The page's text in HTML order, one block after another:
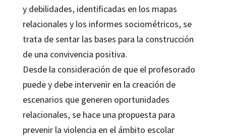
y debilidades, identificadas en los mapas
relacionales y los informes sociométricos, se
trata de sentar las bases para la construcción
de una convivencia positiva.
Desde la consideración de que el profesorado
puede y debe intervenir en la creación de
escenarios que generen oportunidades
relacionales, se hace una propuesta para
prevenir la violencia en el ámbito escolar